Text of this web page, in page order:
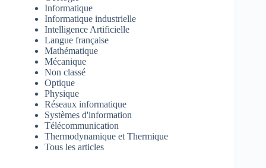
Informatique
Informatique industrielle
Intelligence Artificielle
Langue française
Mathématique
Mécanique
Non classé
Optique
Physique
Réseaux informatique
Systèmes d'information
Télécommunication
Thermodynamique et Thermique
Tous les articles